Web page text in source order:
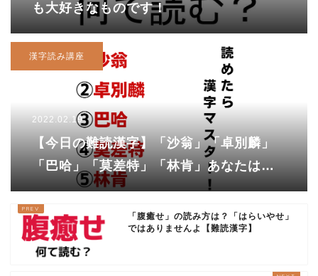
も大好きなものです！
漢字読み講座
2022.02.19
【今日の難読漢字】「沙翁」「卓別麟」
「巴哈」「莫差特」「林肯」あなたは読
めますか？
「腹癒せ」の読み方は？「はらいやせ」
ではありませんよ【難読漢字】